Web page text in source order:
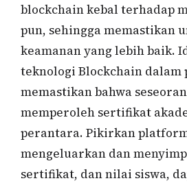
blockchain kebal terhadap
pun, sehingga memastikan
keamanan yang lebih baik.
teknologi Blockchain dalam
memastikan bahwa
memperoleh sertifikat
perantara. Pikirkan
mengeluarkan dan
sertifikat, dan nilai siswa,